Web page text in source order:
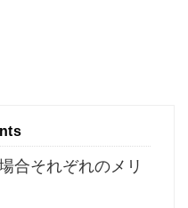
合それぞれのメリ